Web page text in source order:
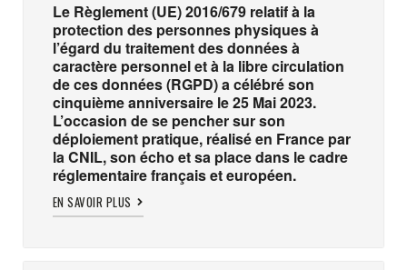
Le Règlement (UE) 2016/679 relatif à la
protection des personnes physiques à
l’égard du traitement des données à
caractère personnel et à la libre circulation
de ces données (RGPD) a célébré son
cinquième anniversaire le 25 Mai 2023.
L’occasion de se pencher sur son
déploiement pratique, réalisé en France par
la CNIL, son écho et sa place dans le cadre
réglementaire français et européen.
EN SAVOIR PLUS